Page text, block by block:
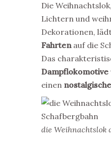
Die
Lichtern und
Dekorationen,
Fahrtenauf die
Das
Dampflokomotive
einen
die Weihnachtslok